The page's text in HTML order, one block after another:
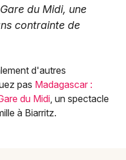
du Midi, une
contrainte de
d'autres
pas Madagascar :
du Midi, un spectacle
à Biarritz.